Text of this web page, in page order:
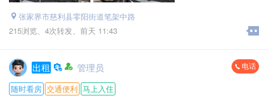
张家界市慈利县零阳街道笔架中路
215浏览、 4次转发、 前天 11:43
出租 管理员 电话
随时看房 交通便利 马上入住